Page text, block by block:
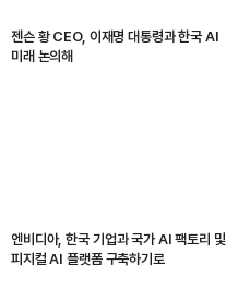
젠슨 황 CEO, 이재명 대통령과 한국 AI
미래 논의해
엔비디아, 한국 기업과 국가 AI 팩토리 및
피지컬 AI 플랫폼 구축하기로